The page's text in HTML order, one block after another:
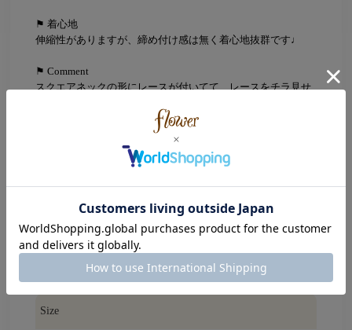
⚑ 着心地
伸縮性がありますが、締め付け感は無く着心地抜群です♩
⚑ Comment
スクエアネックの形にレースが付いてて、レースをチラ見せ
どんなコーデのインナーにも使える万能アイテムです◎
Black(ブラック)
Gray(グレー)
Ivory(アイボリー)
Beige(ベージュ)
Brown(ブラウン)
Pink(ピンク)
Size